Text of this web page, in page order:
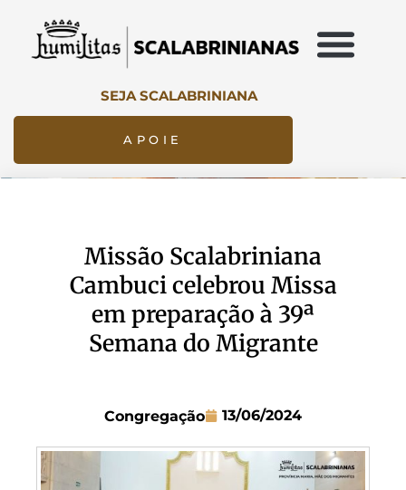
SEJA SCALABRINIANA
APOIE
Missão Scalabriniana
Cambuci celebrou Missa
em preparação à 39ª
Semana do Migrante
Congregação 13/06/2024